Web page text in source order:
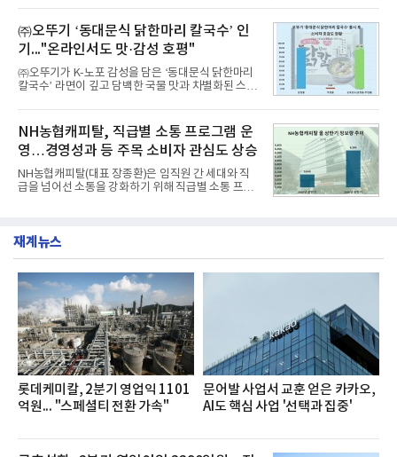
수력원자력, 한국석
떼는 6년 만에 선보이는 8세대 완전변경 모델로, ▲정
교한 선과 면을 중심으로 완성한 파격적인 디자인 ▲
과거 중형 세단 수준으로 확대된 차체 제원 ▲글로벌
최고 수준의 안전성 ▲성능과 효율을 동시에 높인 주
행 완성도 ▲첨단 편의 및 디지털 사양 적용 등을 통해
글로벌 준중형 세단의 새로운 기준을 세웠다.아반떼
는 가솔린 2.0과 1.6 하이브리드 두 가지 파워트레인
넘
㈜오뚜기 ‘동대문식 닭한마리 칼국수’ 인
기..."온라인서도 맛·감성 호평"
㈜오뚜기가 K-노포 감성을 담은 ‘동대문식 닭한마리
칼국수’ 라면이 깊고 담백한 국물 맛과 차별화된 스토
혔다.‘동대문식 닭한마리 칼국수’는 예상을 뛰어넘는
소비자 호응에 힘입어 지난 7월 13일 첫 선을 보인 지
단 18일 만에 누적 판매량 50만 개를 돌파하는 성과를
거두었다.이번 신제품은 개발진이 전국의 닭한마리
전문점을 직접 찾아 다니며 최적의 육수 비율을 완성
했다. 자극적이지 않으면서도 깊은 닭육수에 마늘의
개운한 풍미를 더했으며, 국물이 잘 배어들면서도 쫄
서도
NH농협캐피탈, 직급별 소통 프로그램 운
영…경영성과 등 주목 소비자 관심도 상승
NH농협캐피탈(대표 장종환)은 임직원 간 세대와 직
급을 넘어선 소통을 강화하기 위해 직급별 소통 프로
영지원부 홍보팀과 2026년 새로이(e)＊가 공동 주관
쳐 진행됐다.참고로 새로이(e)는 NH농협캐피탈 MZ
세대들로(과장~계장) 구성된 자율 참여조직으로, 조
직문화 혁신과 업무 효율성 향상을 위한 다양한 활동
을 추진하며,새로운 변화와 이로운 영향력을 조직전
반에 전파하는 역할
재계뉴스
롯데케미칼, 2분기 영업익 1101
억원... "스페셜티 전환 가속"
문어발 사업서 교훈 얻은 카카오,
AI도 핵심 사업 '선택과 집중'